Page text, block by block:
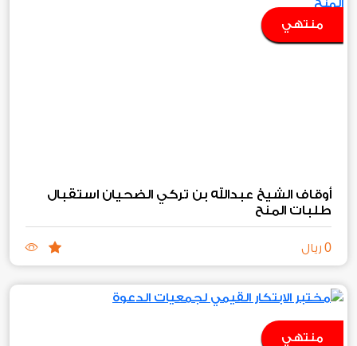
منتهي
أوقاف الشيخ عبدالله بن تركي الضحيان استقبال
طلبات المنح‏
0 ريال
منتهي